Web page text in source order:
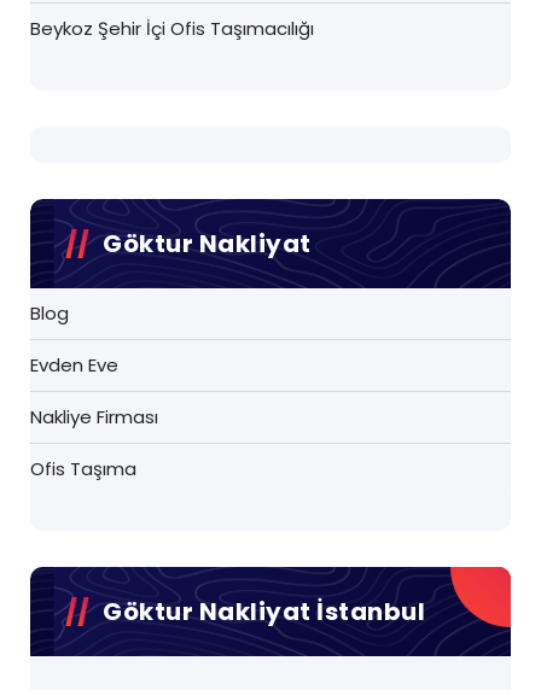
Beykoz Şehir İçi Ofis Taşımacılığı
Göktur Nakliyat
Blog
Evden Eve
Nakliye Firması
Ofis Taşıma
Göktur Nakliyat İstanbul